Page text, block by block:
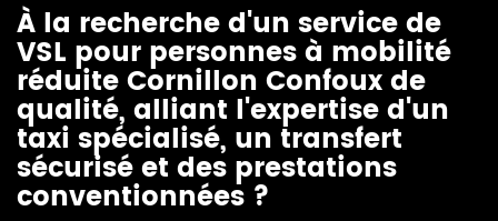
À la recherche d'un service de
VSL pour personnes à mobilité
réduite Cornillon Confouxde
qualité, alliant l'expertise d'un
taxi spécialisé, un transfert
sécurisé et des prestations
conventionnées ?